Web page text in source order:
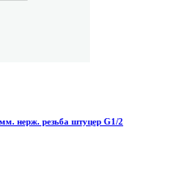
нерж. резьба штуцер G1/2